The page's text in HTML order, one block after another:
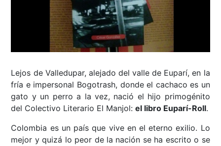
Lejos de Valledupar, alejado del valle de Euparí, en la
fría e impersonal Bogotrash, donde el cachaco es un
gato y un perro a la vez, nació el hijo primogénito
del Colectivo Literario El Manjol:el libro Euparí-Roll.
Colombia es un país que vive en el eterno exilio. Lo
mejor y quizá lo peor de la nación se ha escrito o se